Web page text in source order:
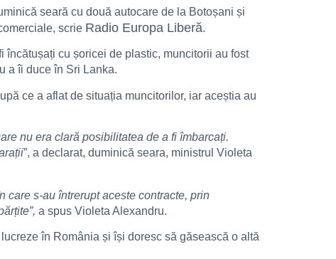
seară cu două autocare de la Botoșani și
scrie Radio Europa Liberă.
cu șoricei de plastic, muncitorii au fost
a îi duce în Sri Lanka.
ce a aflat de situația muncitorilor, iar aceștia au
nu era clară posibilitatea de a fi îmbarcați.
”, a declarat, duminică seara, ministrul Violeta
care s-au întrerupt aceste contracte, prin
a spus Violeta Alexandru.
în România și își doresc să găsească o altă